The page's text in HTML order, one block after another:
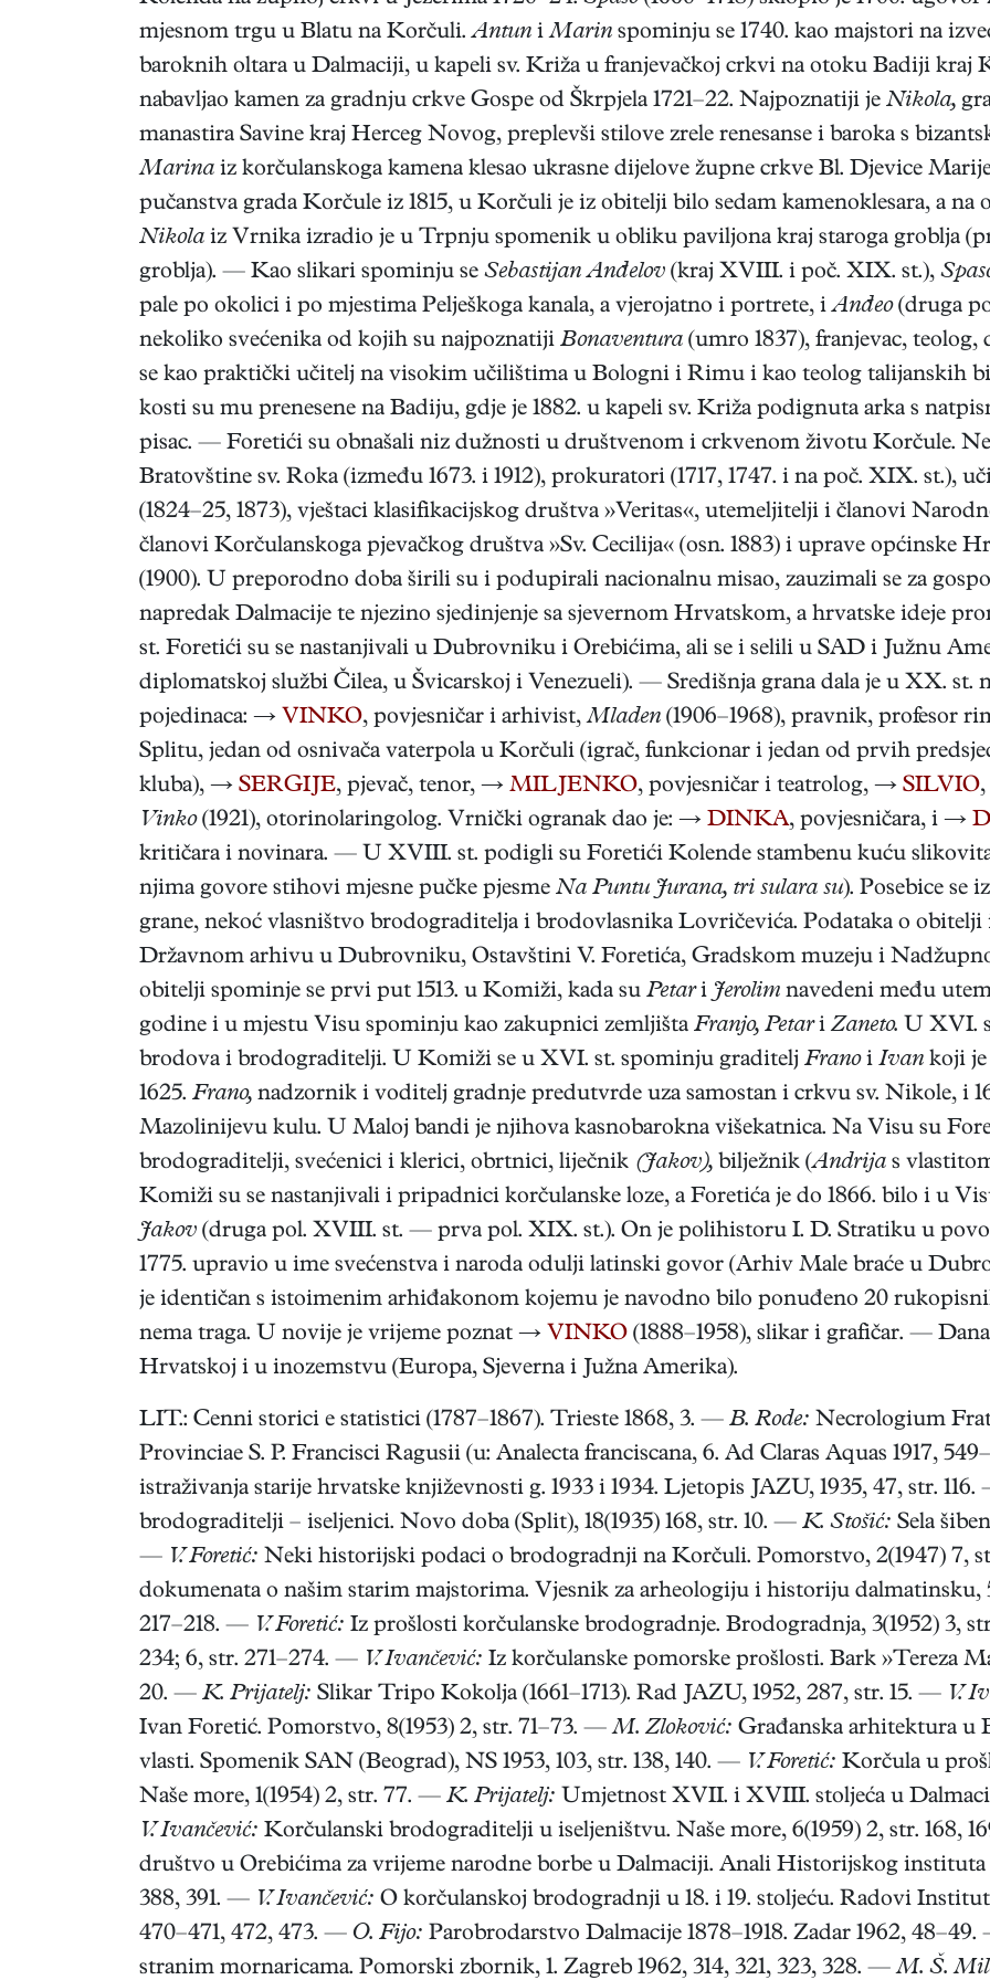
mjesnom trgu u Blatu na Korčuli.Antun iMarin spominju se 1740. kao majstori na
baroknih oltara u Dalmaciji, u kapeli sv. Križa u franjevačkoj crkvi na otoku Badiji
nabavljao kamen za gradnju crkve Gospe od Škrpjela 1721–22. Najpoznatiji je Nikola,
manastira Savine kraj Herceg Novog, preplevši stilove zrele renesanse i baroka s
Marina iz korčulanskoga kamena klesao ukrasne dijelove župne crkve Bl. Djevice
pučanstva grada Korčule iz 1815, u Korčuli je iz obitelji bilo sedam kamenoklesara, a na
Nikola iz Vrnika izradio je u Trpnju spomenik u obliku paviljona kraj staroga groblja
groblja). — Kao slikari spominju se Sebastijan Anđelov (kraj XVIII. i poč. XIX. st.),
pale po okolici i po mjestima Pelješkoga kanala, a vjerojatno i portrete, iAnđeo(druga
nekoliko svećenika od kojih su najpoznatiji Bonaventura (umro 1837), franjevac,
se kao praktički učitelj na visokim učilištima u Bologni i Rimu i kao teolog talijanskih
kosti su mu prenesene na Badiju, gdje je 1882. u kapeli sv. Križa podignuta arka s
pisac. — Foretići su obnašali niz dužnosti u društvenom i crkvenom životu Korčule.
Bratovštine sv. Roka (između 1673. i 1912), prokuratori (1717, 1747. i na poč. XIX. st.),
(1824–25, 1873), vještaci klasifikacijskog društva »Veritas«, utemeljitelji i članovi
članovi Korčulanskoga pjevačkog društva »Sv. Cecilija« (osn. 1883) i uprave općinske
(1900). U preporodno doba širili su i podupirali nacionalnu misao, zauzimali se za
napredak Dalmacije te njezino sjedinjenje sa sjevernom Hrvatskom, a hrvatske ideje
st. Foretići su se nastanjivali u Dubrovniku i Orebićima, ali se i selili u SAD i Južnu
diplomatskoj službi Čilea, u Švicarskoj i Venezueli). — Središnja grana dala je u XX. st.
pojedinaca: → VINKO, povjesničar i arhivist,Mladen (1906–1968), pravnik, profesor
Splitu, jedan od osnivača vaterpola u Korčuli (igrač, funkcionar i jedan od prvih
kluba), → SERGIJE, pjevač, tenor, → MILJENKO, povjesničar i teatrolog, → SILVIO
Vinko(1921), otorinolaringolog. Vrnički ogranak dao je: → DINKA, povjesničara, i →
kritičara i novinara. — U XVIII. st. podigli su Foretići Kolende stambenu kuću slikovita
njima govore stihovi mjesne pučke pjesme Na Puntu Jurana, tri sulara su). Posebice se
grane, nekoć vlasništvo brodograditelja i brodovlasnika Lovričevića. Podataka o
Državnom arhivu u Dubrovniku, Ostavštini V. Foretića, Gradskom muzeju i
obitelji spominje se prvi put 1513. u Komiži, kada su PetariJerolim navedeni među
godine i u mjestu Visu spominju kao zakupnici zemljišta Franjo, PetariZaneto. U XVI.
brodova i brodograditelji. U Komiži se u XVI. st. spominju graditelj Franoi Ivan koji
1625. Frano, nadzornik i voditelj gradnje predutvrde uza samostan i crkvu sv. Nikole, i
Mazolinijevu kulu. U Maloj bandi je njihova kasnobarokna višekatnica. Na Visu su
brodograditelji, svećenici i klerici, obrtnici, liječnik (Jakov), bilježnik (Andrija s
Komiži su se nastanjivali i pripadnici korčulanske loze, a Foretića je do 1866. bilo i u
Jakov (druga pol. XVIII. st. — prva pol. XIX. st.). On je polihistoru I. D. Stratiku u
1775. upravio u ime svećenstva i naroda odulji latinski govor (Arhiv Male braće u
je identičan s istoimenim arhiđakonom kojemu je navodno bilo ponuđeno 20
nema traga. U novije je vrijeme poznat → VINKO (1888–1958), slikar i grafičar. —
Hrvatskoj i u inozemstvu (Europa, Sjeverna i Južna Amerika).
LIT.: Cenni storici e statistici (1787–1867). Trieste 1868, 3. — B. Rode: Necrologium
Provinciae S. P. Francisci Ragusii (u: Analecta franciscana, 6. Ad Claras Aquas 1917,
istraživanja starije hrvatske književnosti g. 1933 i 1934. Ljetopis JAZU, 1935, 47, str.
brodograditelji – iseljenici. Novo doba (Split), 18(1935) 168, str. 10. — K. Stošić: Sela
— V. Foretić: Neki historijski podaci o brodogradnji na Korčuli. Pomorstvo, 2(1947) 7,
dokumenata o našim starim majstorima. Vjesnik za arheologiju i historiju dalmatinsku,
217–218. — V. Foretić: Iz prošlosti korčulanske brodogradnje. Brodogradnja, 3(1952) 3, str.
234; 6, str. 271–274. — V. Ivančević: Iz korčulanske pomorske prošlosti. Bark »Tereza
20. — K. Prijatelj: Slikar Tripo Kokolja (1661–1713). Rad JAZU, 1952, 287, str. 15. — V.
Ivan Foretić. Pomorstvo, 8(1953) 2, str. 71–73. —M. Zloković: Građanska arhitektura u
vlasti. Spomenik SAN (Beograd), NS 1953, 103, str. 138, 140. — V. Foretić: Korčula u
Naše more, 1(1954) 2, str. 77. — K. Prijatelj: Umjetnost XVII. i XVIII. stoljeća u
V. Ivančević: Korčulanski brodograditelji u iseljeništvu. Naše more, 6(1959) 2, str. 168,
društvo u Orebićima za vrijeme narodne borbe u Dalmaciji. Anali Historijskog
388, 391. — V. Ivančević: O korčulanskoj brodogradnji u 18. i 19. stoljeću. Radovi
470–471, 472, 473. — O. Fijo: Parobrodarstvo Dalmacije 1878–1918. Zadar 1962,
stranim mornaricama. Pomorski zbornik, 1. Zagreb 1962, 314, 321, 323, 328. —M. Š.